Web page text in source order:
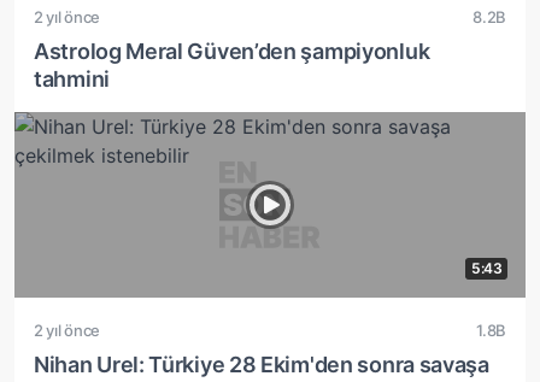
2 yıl önce 8.2B
Astrolog Meral Güven’den şampiyonluk
tahmini
5:43
2 yıl önce 1.8B
Nihan Urel: Türkiye 28 Ekim'den sonra savaşa